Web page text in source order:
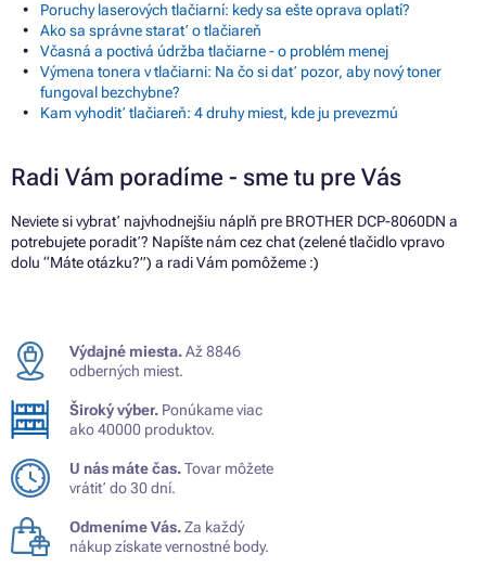
Poruchy laserových tlačiarní: kedy sa ešte oprava oplatí?
Ako sa správne starať o tlačiareň
Včasná a poctivá údržba tlačiarne - o problém menej
Výmena tonera v tlačiarni: Na čo si dať pozor, aby nový toner
fungoval bezchybne?
Kam vyhodiť tlačiareň: 4 druhy miest, kde ju prevezmú
Radi Vám poradíme - sme tu pre Vás
Neviete si vybrať najvhodnejšiu náplň pre BROTHER DCP-8060DN a
potrebujete poradiť? Napíšte nám cez chat (zelené tlačidlo vpravo
dolu “Máte otázku?”) a radi Vám pomôžeme :)
Výdajné miesta.Až 8846
odberných miest.
Široký výber. Ponúkame viac
ako 40000 produktov.
U nás máte čas.Tovar môžete
vrátiť do 30 dní.
Odmeníme Vás.Za každý
nákup získate vernostné body.